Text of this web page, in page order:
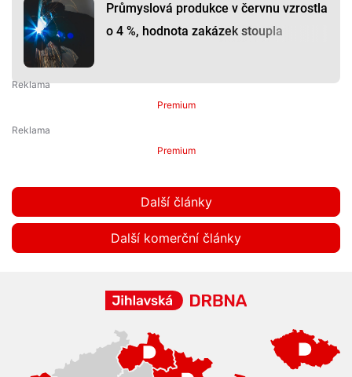
Průmyslová produkce v červnu vzrostla
o 4 %, hodnota zakázek stoupla
Premium
Premium
Další články
Další komerční články